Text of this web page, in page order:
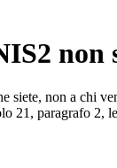
non
siete, non a chi
21, paragrafo 2,